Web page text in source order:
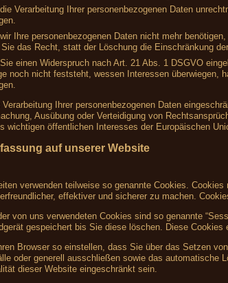
Verarbeitung Ihrer personenbezogenen Daten
Ihre personenbezogenen Daten nicht mehr
Sie das Recht, statt der Löschung die Einschränkung
einen Widerspruch nach Art. 21 Abs. 1 DSGVO
noch nicht feststeht, wessen Interessen überwiegen,
Ihrer personenbezogenen Daten
Ausübung oder Verteidigung von
wichtigen öffentlichen Interesses der Europäischen
auf unserer Website
verwenden teilweise so genannte Cookies.
effektiver und sicherer zu machen.
von uns verwendeten Cookies sind so genannte
gespeichert bis Sie diese löschen. Diese
Browser so einstellen, dass Sie über das Setzen
oder generell ausschließen sowie das
dieser Website eingeschränkt sein.